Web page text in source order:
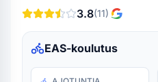
3.8(11)
EAS-koulutus